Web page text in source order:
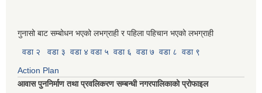
गुनासो बाट सम्बोधन भएको लभग्राही र पहिला पहिचान भएको लभग्राही
वडा २
वडा ३ वडा ४ वडा ५ वडा ६ वडा ७ वडा ८ वडा ९
Action Plan
आवास पुननिर्माण तथा प्रवलिकरण सम्बन्धी नगरपालिकाको प्रोफाइल